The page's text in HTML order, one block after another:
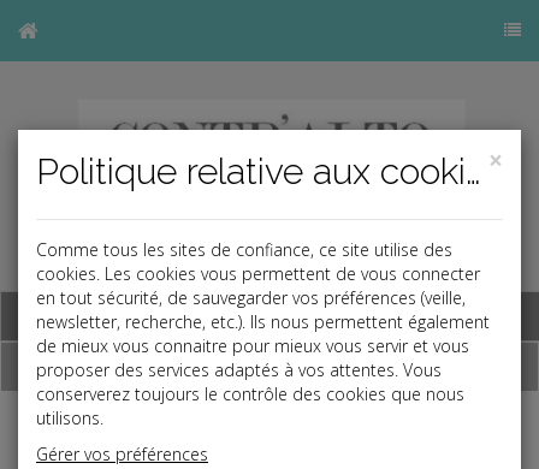
Base documentaire
Dépêches
Liste des dernières dépêches
×
Politique relative aux cookies
Comme tous les sites de confiance, ce site utilise des
cookies. Les cookies vous permettent de vous connecter
en tout sécurité, de sauvegarder vos préférences (veille,
newsletter, recherche, etc.). Ils nous permettent également
de mieux vous connaitre pour mieux vous servir et vous
proposer des services adaptés à vos attentes. Vous
conserverez toujours le contrôle des cookies que nous
utilisons.
Gérer vos préférences